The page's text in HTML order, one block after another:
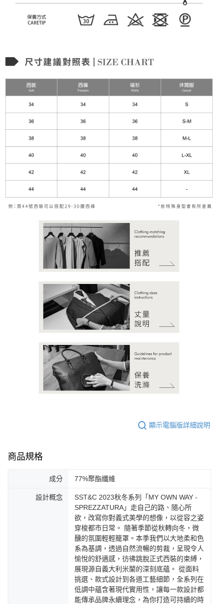
顯示電腦版詳細說明
商品規格
成分 77%聚酯纖維
設計概念
SST&C 2023秋冬系列「MY OWN WAY -
SPREZZATURA」走自己的路、隨心所
欲，改寫你對義式美學的想像，以從容之姿
穿梭都市日常。 隨著季節從秋轉向冬，微
醺的氛圍輕輕籠罩。本季我們以大地柔和色
系為基調，透過自然流暢的剪裁，呈現令人
愉悅的舒適感，彷彿跳脫正式西裝的束縛，
展現源自義大利米蘭的深刻底蘊。 從面料
挑選、款式設計到各道工藝細節，全系列在
低調中蘊含著現代實用性，讓每一款設計都
能傳承品牌永續理念，為你打造可持續的時